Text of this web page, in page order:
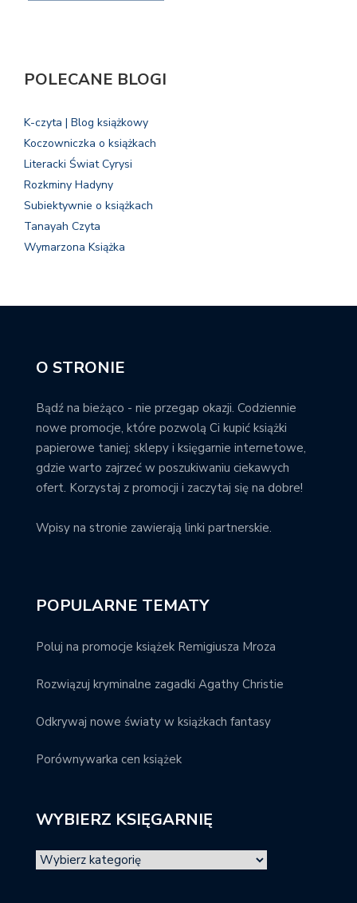
POLECANE BLOGI
K-czyta | Blog książkowy
Koczowniczka o książkach
Literacki Świat Cyrysi
Rozkminy Hadyny
Subiektywnie o książkach
Tanayah Czyta
Wymarzona Książka
O STRONIE
Bądź na bieżąco - nie przegap okazji. Codziennie
nowe promocje, które pozwolą Ci kupić książki
papierowe taniej; sklepy i księgarnie internetowe,
gdzie warto zajrzeć w poszukiwaniu ciekawych
ofert. Korzystaj z promocji i zaczytaj się na dobre!
Wpisy na stronie zawierają linki partnerskie.
POPULARNE TEMATY
Poluj na promocje książek Remigiusza Mroza
Rozwiązuj kryminalne zagadki Agathy Christie
Odkrywaj nowe światy w książkach fantasy
Porównywarka cen książek
WYBIERZ KSIĘGARNIĘ